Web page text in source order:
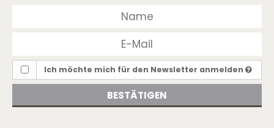
Ich möchte mich für den Newsletter anmelden
BESTÄTIGEN